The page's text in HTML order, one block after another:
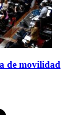
de movilidad